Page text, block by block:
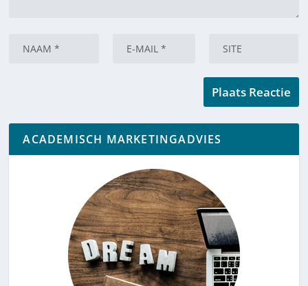
ACADEMISCH MARKETINGADVIES